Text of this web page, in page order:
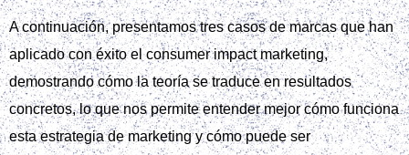
A continuación, presentamos tres casos de marcas que han
aplicado con éxito el consumer impact marketing,
demostrando cómo la teoría se traduce en resultados
concretos, lo que nos permite entender mejor cómo funciona
esta estrategia de marketing y cómo puede ser